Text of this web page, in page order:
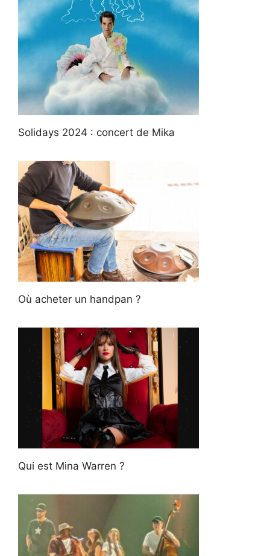
Solidays 2024 : concert de Mika
Où acheter un handpan ?
Qui est Mina Warren ?